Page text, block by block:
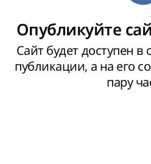
Опубликуйте
Сайт будет доступен в
публикации, а на его
пару